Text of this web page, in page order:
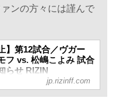
ンの方々には謹んで
】第12試合／ヴガー
フ vs. 松嶋こよみ 試合
らせ RIZIN
12 in KOBE - RIZIN
FEDERATION オフィ
jp.rizinff.com